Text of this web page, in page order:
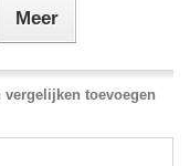
Meer
vergelijken toevoegen